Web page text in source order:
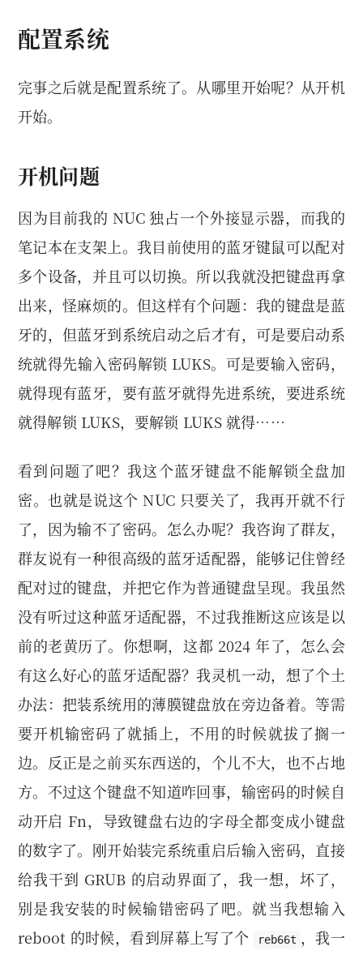
配置系统
完事之后就是配置系统了。从哪里开始呢？从开机
开始。
开机问题
因为目前我的 NUC 独占一个外接显示器，而我的
笔记本在支架上。我目前使用的蓝牙键鼠可以配对
多个设备，并且可以切换。所以我就没把键盘再拿
出来，怪麻烦的。但这样有个问题：我的键盘是蓝
牙的，但蓝牙到系统启动之后才有，可是要启动系
统就得先输入密码解锁 LUKS。可是要输入密码，
就得现有蓝牙，要有蓝牙就得先进系统，要进系统
就得解锁 LUKS，要解锁 LUKS 就得……
看到问题了吧？我这个蓝牙键盘不能解锁全盘加
密。也就是说这个 NUC 只要关了，我再开就不行
了，因为输不了密码。怎么办呢？我咨询了群友，
群友说有一种很高级的蓝牙适配器，能够记住曾经
配对过的键盘，并把它作为普通键盘呈现。我虽然
没有听过这种蓝牙适配器，不过我推断这应该是以
前的老黄历了。你想啊，这都 2024 年了，怎么会
有这么好心的蓝牙适配器？我灵机一动，想了个土
办法：把装系统用的薄膜键盘放在旁边备着。等需
要开机输密码了就插上，不用的时候就拔了搁一
边。反正是之前买东西送的，个儿不大，也不占地
方。不过这个键盘不知道咋回事，输密码的时候自
动开启 Fn，导致键盘右边的字母全都变成小键盘
的数字了。刚开始装完系统重启后输入密码，直接
给我干到 GRUB 的启动界面了，我一想，坏了，
别是我安装的时候输错密码了吧。就当我想输入
reboot 的时候，看到屏幕上写了个
reb66t ，我一